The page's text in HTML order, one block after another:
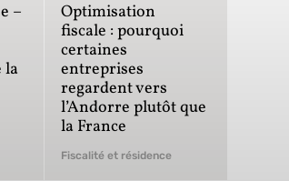
–
la
Optimisation
fiscale : pourquoi
certaines
entreprises
regardent vers
l’Andorre plutôt que
la France
Fiscalité et résidence